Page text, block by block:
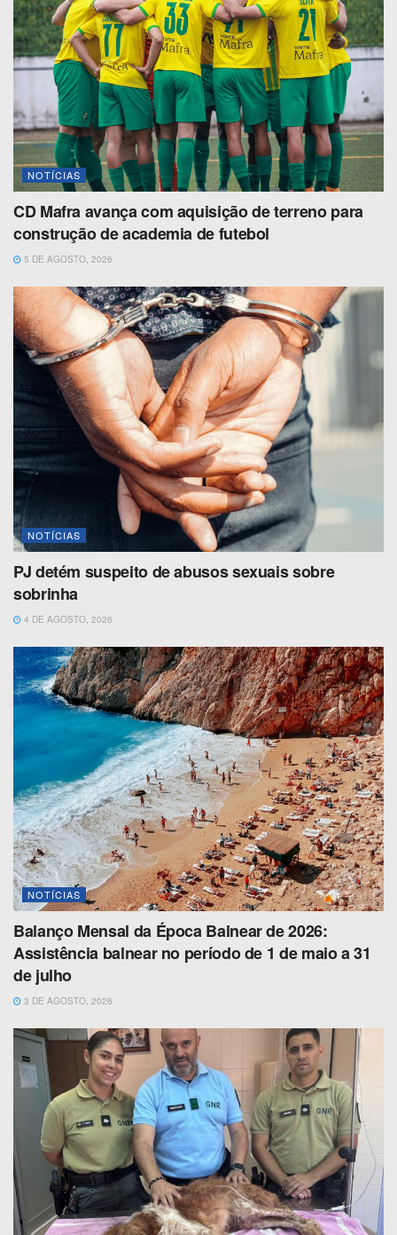
NOTÍCIAS
CD Mafra avança com aquisição de terreno para
construção de academia de futebol
5 DE AGOSTO, 2026
NOTÍCIAS
PJ detém suspeito de abusos sexuais sobre
sobrinha
4 DE AGOSTO, 2026
NOTÍCIAS
Balanço Mensal da Época Balnear de 2026:
Assistência balnear no período de 1 de maio a 31
de julho
3 DE AGOSTO, 2026